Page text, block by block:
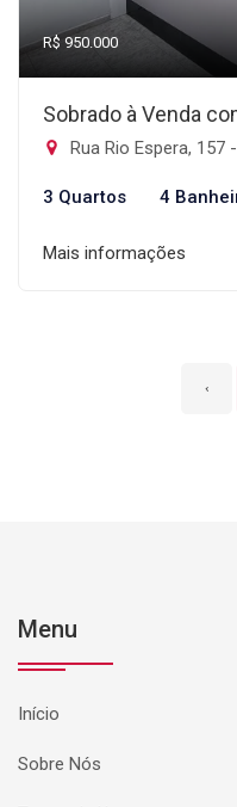
R$ 950.000
Sobrado à Venda
Rua Rio Espera, 157 -
3 Quartos 4
Mais informações
‹
Menu
Início
Sobre Nós